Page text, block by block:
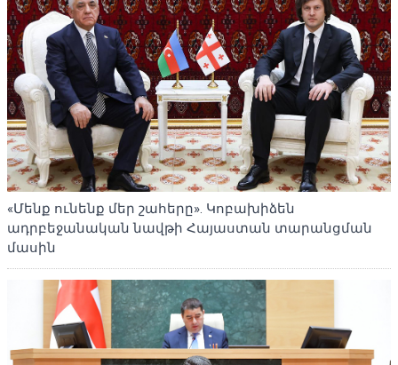
«Մենք ունենք մեր շահերը». Կոբախիձեն
ադրբեջանական նավթի Հայաստան տարանցման
մասին